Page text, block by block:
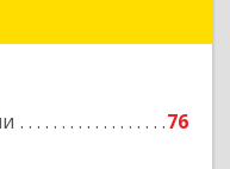
76
Подробнее